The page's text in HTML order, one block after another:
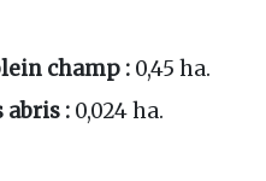
champ : 0,45 ha.
abris : 0,024 ha.